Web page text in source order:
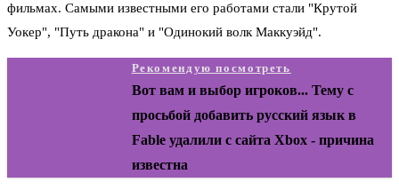
фильмах. Самыми известными его работами стали "Крутой
Уокер", "Путь дракона" и "Одинокий волк Маккуэйд".
Рекомендую посмотреть
Вот вам и выбор игроков... Тему с
просьбой добавить русский язык в
Fable удалили с сайта Xbox - причина
известна